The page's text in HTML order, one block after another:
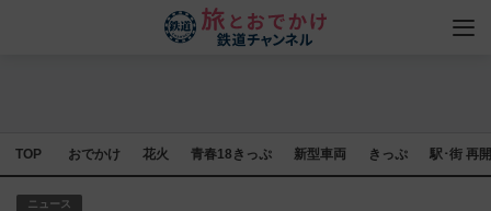
TOP おでかけ 花火 青春18きっぷ 新型車両 きっぷ 駅･街 再
ニュース